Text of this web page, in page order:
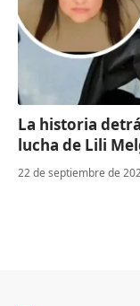
La historia
lucha de Lili
22 de septiembre de